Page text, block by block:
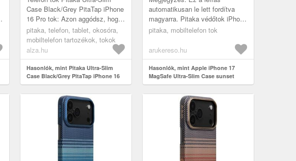
Case Black/Grey PitaTap iPhone
16 Pro tok: Azon aggódsz, hogy
vadi új telefonod megsérülhet?
Eme praktikus Apple iPho...
pitaka, telefon, tablet, okosóra,
mobiltelefon tartozékok, tokok
alza.hu
Hasonlók, mint Pitaka Ultra-Slim
Case Black/Grey PitaTap iPhone 16
Pro tok
automatikusan le lett fordítva
magyarra. Pitaka védőtok iPhone
17-hez, MagEZ 7 MagSafe Ultra-
és...
pitaka, mobiltelefon tok
arukereso.hu
Hasonlók, mint Apple iPhone 17
MagSafe Ultra-Slim Case sunset
(KI1702)